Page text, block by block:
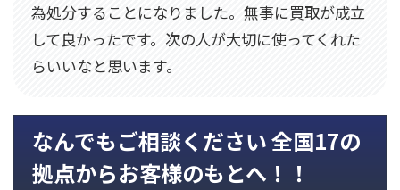
為処分することになりました。無事に買取が成立
して良かったです。次の人が大切に使ってくれた
らいいなと思います。
なんでもご相談ください 全国17の
拠点からお客様のもとへ！！